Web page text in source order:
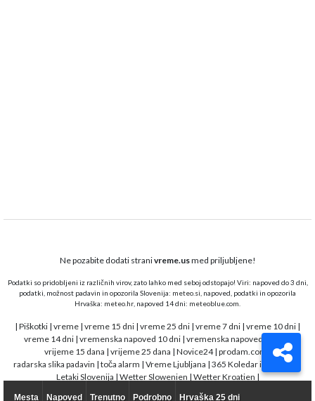
Ne pozabite dodati stranivreme.usmed priljubljene!
Podatki so pridobljeni iz različnih virov, zato lahko med seboj odstopajo! Viri: napoved do 3 dni,
podatki, možnost padavin in opozorila Slovenija: meteo.si, napoved, podatki in opozorila
Hrvaška: meteo.hr, napoved 14 dni: meteoblue.com.
| Piškotki | vreme | vreme 15 dni | vreme 25 dni | vreme 7 dni | vreme 10 dni |
vreme 14 dni| vremenska napoved 10 dni| vremenska napoved 15 dni
vrijeme 15 dana | vrijeme 25 dana | Novice24| prodam.com
radarska slika padavin | toča alarm | Vreme Ljubljana | 365 Koledar in opravila
Letaki Slovenija | Wetter Slowenien | Wetter Kroatien |
Mesta Napoved Trenutno Podrobno Hrvaška 25 dni